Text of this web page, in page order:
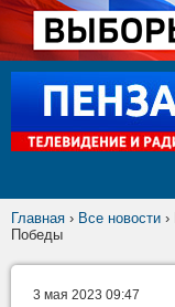
Главная › Все новости ›
Победы
3 мая 2023 09:47